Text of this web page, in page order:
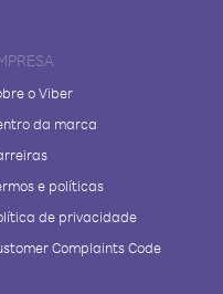
o Viber
da marca
e políticas
de privacidade
Complaints Code